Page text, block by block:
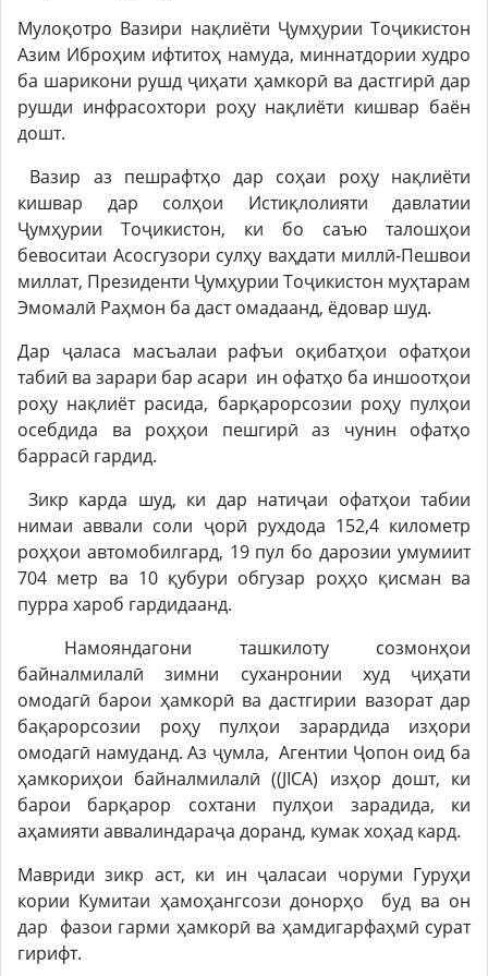
Мулоқотро Вазири нақлиёти Ҷумҳурии Тоҷикистон
Азим Иброҳим ифтитоҳ намуда, миннатдории худро
ба шарикони рушд ҷиҳати ҳамкорӣ ва дастгирӣ дар
рушди инфрасохтори роҳу нақлиёти кишвар баён
дошт.
Вазир аз пешрафтҳо дар соҳаи роҳу нақлиёти
кишвар дар солҳои Истиқлолияти давлатии
Ҷумҳурии Тоҷикистон, ки бо саъю талошҳои
бевоситаи Асосгузори сулҳу ваҳдати миллӣ-Пешвои
миллат, Президенти Ҷумҳурии Тоҷикистон муҳтарам
Эмомалӣ Раҳмон ба даст омадаанд, ёдовар шуд.
Дар ҷаласа масъалаи рафъи оқибатҳои офатҳои
табиӣ ва зарари бар асари ин офатҳо ба иншоотҳои
роҳу нақлиёт расида, барқарорсозии роҳу пулҳои
осебдида ва роҳҳои пешгирӣ аз чунин офатҳо
баррасӣ гардид.
Зикр карда шуд, ки дар натиҷаи офатҳои табии
нимаи аввали соли ҷорӣ рухдода 152,4 километр
роҳҳои автомобилгард, 19 пул бо дарозии умумиит
704 метр ва 10 қубури обгузар роҳҳо қисман ва
пурра хароб гардидаанд.
Намояндагони ташкилоту созмонҳои
байналмилалӣ зимни суханронии худ ҷиҳати
омодагӣ барои ҳамкорӣ ва дастгирии вазорат дар
бақарорсозии роҳу пулҳои зарардида изҳори
омодагӣ намуданд. Аз ҷумла, Агентии Ҷопон оид ба
ҳамкориҳои байналмилалӣ ((JICA) изҳор дошт, ки
барои барқарор сохтани пулҳои зарадида, ки
аҳамияти аввалиндараҷа доранд, кумак хоҳад кард.
Мавриди зикр аст, ки ин ҷаласаи чоруми Гуруҳи
кории Кумитаи ҳамоҳангсози донорҳо буд ва он
дар фазои гарми ҳамкорӣ ва ҳамдигарфаҳмӣ сурат
гирифт.